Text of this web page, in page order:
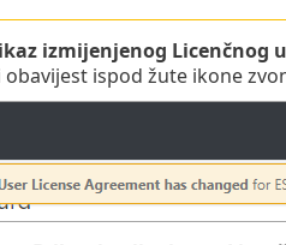
izmijenjenog Licenčnog
ispod žute ikone